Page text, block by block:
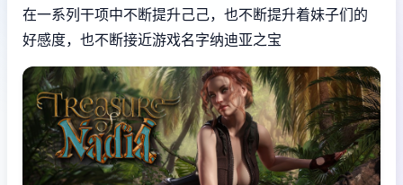
在一系列干项中不断提升己己，也不断提升着妹子们的
好感度，也不断接近游戏名字纳迪亚之宝